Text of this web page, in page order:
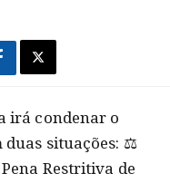
irá condenar o
situações: ⚖️
Restritiva de